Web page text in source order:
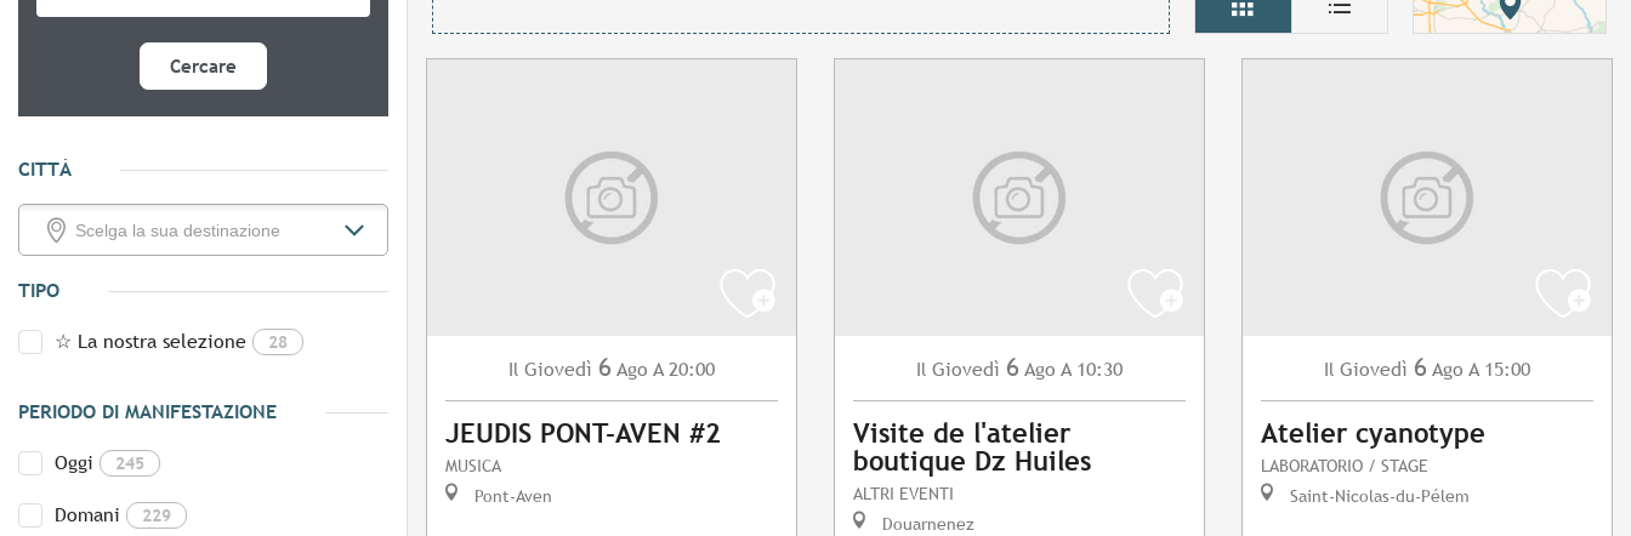
Cercare
CITTÀ
TIPO
☆ La nostra selezione 28
PERIODO DI MANIFESTAZIONE
Oggi 245
Domani 229
Il Giovedì 6 Ago A 20:00
JEUDIS PONT-AVEN #2
MUSICA
Pont-Aven
Il Giovedì 6 Ago A 10:30
Visite de l'atelier
boutique Dz Huiles
ALTRI EVENTI
Douarnenez
Il Giovedì 6 Ago A 15:00
Atelier cyanotype
LABORATORIO / STAGE
Saint-Nicolas-du-Pélem